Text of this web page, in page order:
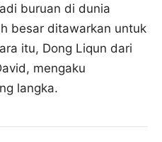
buruan di dunia
besar ditawarkan untuk
itu, Dong Liqun dari
mengaku
langka.